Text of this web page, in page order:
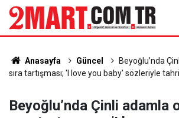
Anasayfa Güncel
Beyoğlu’nda
sıra tartışması; 'I love you baby' sözleriyle
Beyoğlu’nda Çinli adamla